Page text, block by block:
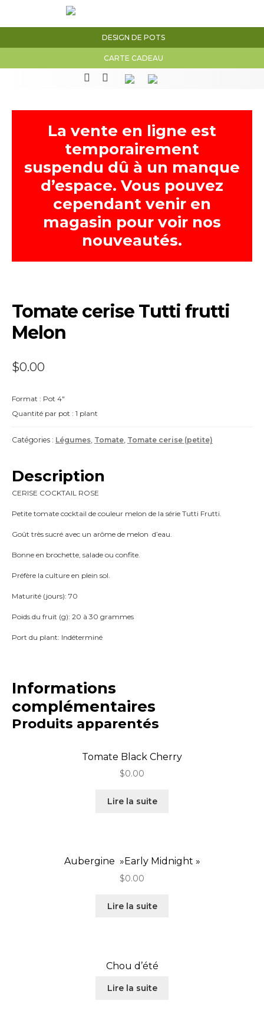
DESIGN DE POTS
CARTE CADEAU
La vente en ligne est
temporairement
suspendu dû à un manque
d’espace. Vous pouvez
cependant venir en
magasin pour voir nos
nouveautés.
Tomate cerise Tutti frutti
Melon
$0.00
Format : Pot 4″
Quantité par pot : 1 plant
Catégories : Légumes, Tomate, Tomate cerise (petite)
Description
CERISE COCKTAIL ROSE
Petite tomate cocktail de couleur melon de la série Tutti Frutti.
Goût très sucré avec un arôme de melon d’eau.
Bonne en brochette, salade ou confite.
Préfère la culture en plein sol.
Maturité (jours): 70
Poids du fruit (g): 20 à 30 grammes
Port du plant: Indéterminé
Informations
complémentaires
Produits apparentés
Tomate Black Cherry
$0.00
Lire la suite
Aubergine »Early Midnight »
$0.00
Lire la suite
Chou d’été
Lire la suite